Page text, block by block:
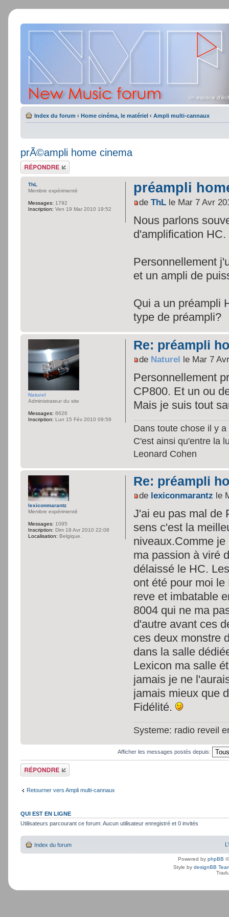
Index du forum ‹ Home cinéma, le matériel ‹ Ampli multi-cannaux
prÃ©ampli home cinema
Répondre
préampli
deThL le Mar 7 Avr
Nous parlons
d'amplification HC.
Personnellement
et un ampli de
Qui a un préampli
type de préampli?
ThL
Membre expérimenté
Messages: 1792
Inscription: Ven 19 Mar 2010 19:52
Re: préampli
de Naturel le Mar 7
Personnellement
CP800. Et un ou
Mais je suis tout
Dans toute chose il y
C'est ainsi qu'entre la
Leonard Cohen
Naturel
Administrateur du site
Messages: 8626
Inscription: Lun 15 Fév 2010 09:59
Re: préampli
de lexiconmarantz le
J'ai eu pas mal de
sens c'est la
niveaux.Comme
ma passion à viré
délaissé le HC.
ont été pour moi
reve et imbatable
8004 qui ne ma
d'autre avant ces
ces deux monstre
dans la salle
Lexicon ma salle
jamais je ne
jamais mieux que
Fidélité.
Systeme: radio reveil
lexiconmarantz
Membre expérimenté
Messages: 1095
Inscription: Dim 18 Avr 2010 22:08
Localisation: Belgique.
Afficher les messages postés depuis:
Répondre
Retourner vers Ampli multi-cannaux
QUI EST EN LIGNE
Utilisateurs parcourant ce forum: Aucun utilisateur enregistré et 0 invités
Index du forum
Powered by phpBB
Style by designBB